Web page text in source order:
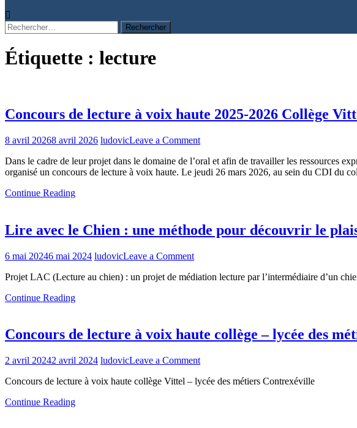
Rechercher :
Étiquette : lecture
Concours de lecture à voix haute 2025-2026 Collège
8 avril 20268 avril 2026 ludovicLeave a Commenton
de
lecture
2026
Collège
Lycée
des
Dans le cadre de leur projet dans le domaine de l’oral et afin de travailler les ressources
organisé un concours de lecture à voix haute. Le jeudi 26 mars 2026, au sein du CDI du
Continue Reading
Lire avec le Chien : une méthode pour découvrir le
6 mai 20246 mai 2024 ludovicLeave a Commenton
avec
méthode
pour
le
plaisir
de
Projet LAC (Lecture au chien) : un projet de médiation lecture par l’intermédiaire d’un
Continue Reading
Concours de lecture à voix haute collège – lycée des
2 avril 20242 avril 2024 ludovicLeave a Commenton
de
Concours de lecture à voix haute collège Vittel – lycée des métiers Contrexéville
Continue Reading